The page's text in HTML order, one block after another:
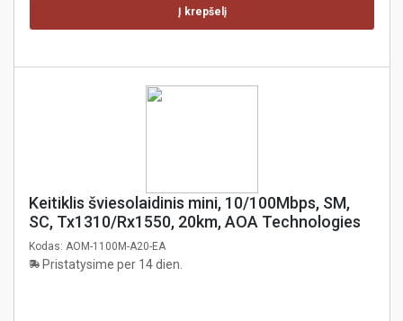
Į krepšelį
Keitiklis šviesolaidinis mini, 10/100Mbps, SM,
SC, Tx1310/Rx1550, 20km, AOA Technologies
Kodas: AOM-1100M-A20-EA
Pristatysime per 14 dien.